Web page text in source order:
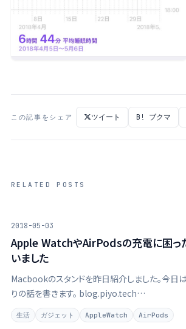
この記事をシェア ツイート B! ブクマ
RELATED POSTS
2018-05-03
Apple WatchやAirPodsの充電に困っ
いました
Macbookのスタンドを昨日紹介しました。今日
りの話を書きます。 blog.piyo.tech
→https://blog.piyo.tech/posts/2018-05-
stand/ Apple WatchやらAirPodsや …
生活 ガジェット AppleWatch AirPods